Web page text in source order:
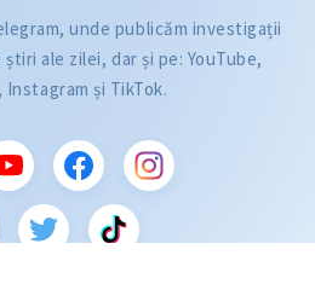
unde publicăm investigații
ale zilei, dar și pe: YouTube,
Instagram și TikTok.
Citește articolul